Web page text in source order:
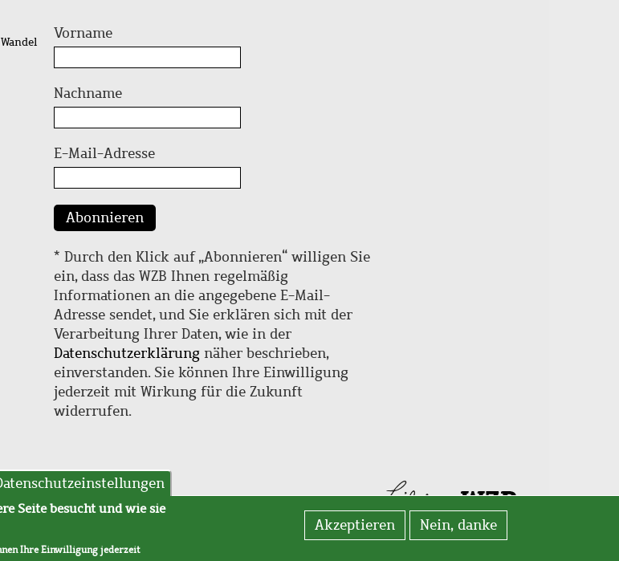
Vorname
Nachname
E-Mail-Adresse
Abonnieren
* Durch den Klick auf „Abonnieren“ willigen Sie
ein, dass das WZB Ihnen regelmäßig
Informationen an die angegebene E-Mail-
Adresse sendet, und Sie erklären sich mit der
Verarbeitung Ihrer Daten, wie in der
Datenschutzerklärung näher beschrieben,
einverstanden. Sie können Ihre Einwilligung
jederzeit mit Wirkung für die Zukunft
widerrufen.
Seite besucht und wie sie
Ihre Einwilligung jederzeit
Akzeptieren Nein, danke